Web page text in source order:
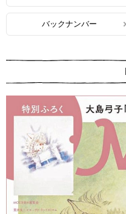
バックナンバー